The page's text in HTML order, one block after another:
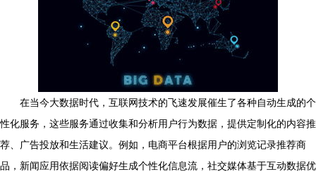
在当今大数据时代，互联网技术的飞速发展催生了各种自动生成的个
性化服务，这些服务通过收集和分析用户行为数据，提供定制化的内容推
荐、广告投放和生活建议。例如，电商平台根据用户的浏览记录推荐商
品，新闻应用依据阅读偏好生成个性化信息流，社交媒体基于互动数据优